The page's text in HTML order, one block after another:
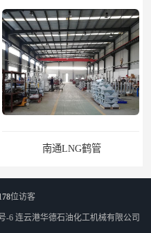
位访客
-6 连云港华德石油化工机械有限公司